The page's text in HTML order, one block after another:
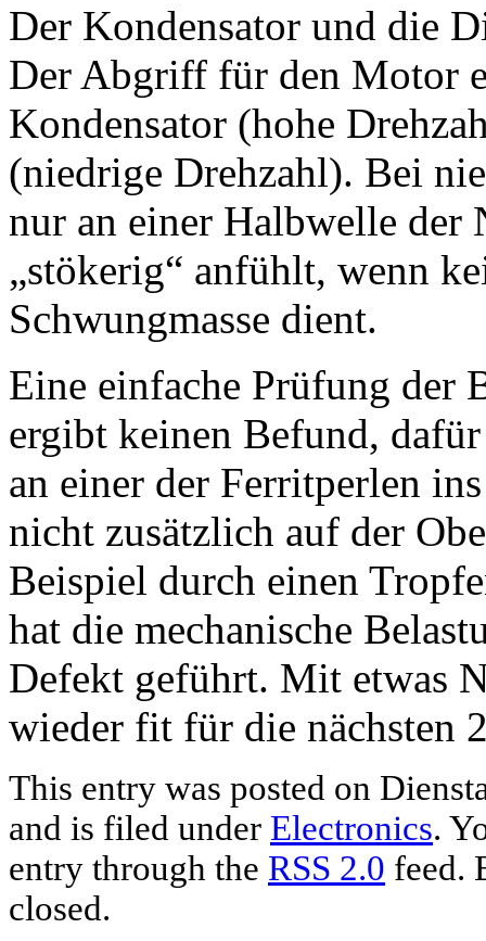
Der Kondensator und die
Der Abgriff für den Motor
Kondensator (hohe
(niedrige Drehzahl). Bei
nur an einer Halbwelle der
„stökerig“ anfühlt, wenn
Schwungmasse dient.
Eine einfache Prüfung der
ergibt keinen Befund,
an einer der Ferritperlen
nicht zusätzlich auf der
Beispiel durch einen
hat die mechanische
Defekt geführt. Mit etwas
wieder fit für die nächsten
This entry was posted on
and is filed under Electronics.
entry through the RSS 2.0 feed.
closed.